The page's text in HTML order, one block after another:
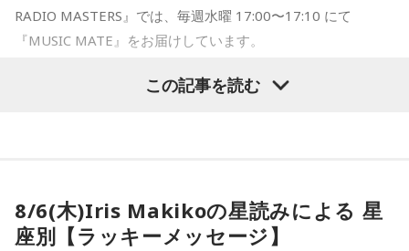
【番組概要】
■番組名：
埼玉西武ライオンズvs北海道日本ハムファイターズ （ベル
実況： 長谷川太（文化放送アナウンサー）
ゲスト： 河合郁人
RADIO MASTERS』では、毎週水曜 17:00〜17:10 にて
『MUSIC MATE』をお届けしています。
ノ、カルチャーの交差が一層活発となったここ大阪。そんな
＝MUSIC MATE が、現地の最新音楽情報を届けてくれま
す！
この記事を読む
8/6(木)Iris Makikoの星読みによる 星
座別【ラッキーメッセージ】